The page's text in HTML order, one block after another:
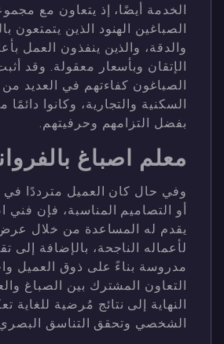
الخدمة أيضًا، إذ يتعاون مع
الصباغين الهنود الذين يتمتعون
والدقة، والذين ينفذون العمل
الإتقان وبأسعار معقولة. وقد
الصباغون كفاءتهم في العديد من
السكنية والتجارية، وكانوا دائمًا
بفضل التزامهم وحرفيتهم.
معلم اصباغ
وفي حال كان العميل مترددًا في
أو التصاميم المناسبة، فإن فني
يقدم له المساعدة من خلال
لأعماله الناجحة، بالإضافة إلى
مدروسة بناءً على ذوق العميل
التعاون المشترك بين الصباغ
النهاية إلى نتائج مُرضية للغاية
الشخصي وتحقق التناسق